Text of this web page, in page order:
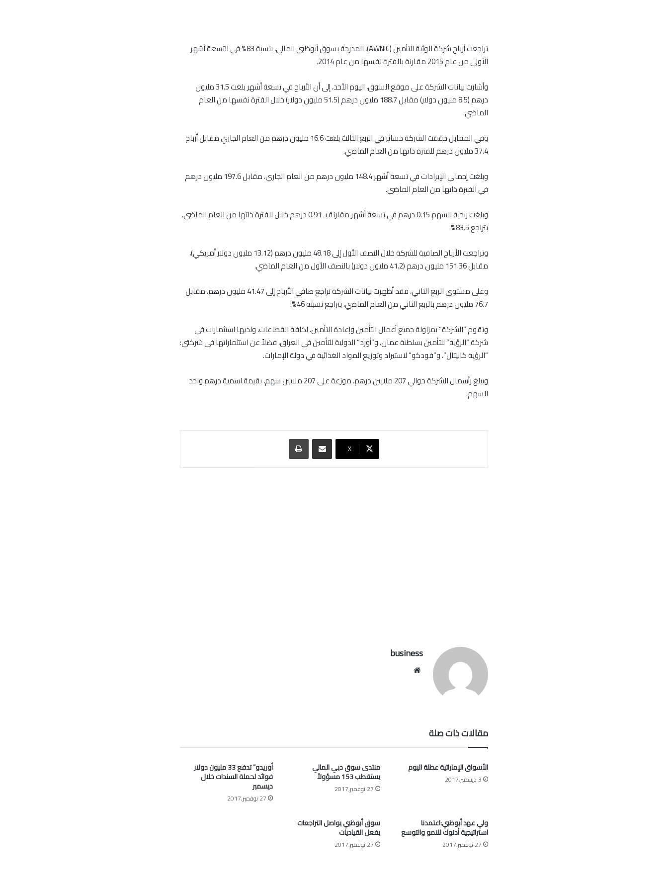
تراجعت أرباح شركة الوثبة للتأمين (AWNIC)، المدرجة بسوق أبوظبي المالي، بنسبة 83% في التسعة أشهر
الأولى من عام 2015 مقارنة بالفترة نفسها من عام 2014.
وأشارت بيانات الشركة على موقع السوق، اليوم الأحد، إلى أن الأرباح في تسعة أشهر بلغت 31.5 مليون
درهم (8.5 مليون دولار) مقابل 188.7 مليون درهم (51.5 مليون دولار) خلال الفترة نفسها من العام
الماضي.
وفي المقابل حققت الشركة خسائر في الربع الثالث بلغت 16.6 مليون درهم من العام الجاري مقابل أرباح
37.4 مليون درهم للفترة ذاتها من العام الماضي.
وبلغت إجمالي الإيرادات في تسعة أشهر 148.4 مليون درهم من العام الجاري، مقابل 197.6 مليون درهم
في الفترة ذاتها من العام الماضي.
وبلغت ربحية السهم 0.15 درهم في تسعة أشهر مقارنة بـ 0.91 درهم خلال الفترة ذاتها من العام الماضي،
بتراجع 83.5%.
وتراجعت الأرباح الصافية للشركة خلال النصف الأول إلى 48.18 مليون درهم (13.12 مليون دولار أمريكي)،
مقابل 151.36 مليون درهم (41.2 مليون دولار) بالنصف الأول من العام الماضي.
وعلى مستوى الربع الثاني، فقد أظهرت بيانات الشركة تراجع صافي الأرباح إلى 41.47 مليون درهم، مقابل
76.7 مليون درهم بالربع الثاني من العام الماضي، بتراجع نسبته 46%.
وتقوم “الشركة” بمزاولة جميع أعمال التأمين وإعادة التأمين، لكافة القطاعات، ولديها استثمارات في
شركة “الرؤية” للتأمين بسلطنة عمان، و”أورد” الدولية للتأمين في العراق، فضلاً عن استثماراتها في شركتي:
“الرؤية كابيتال”، و”فودكو” لاستيراد وتوزيع المواد الغذائية في دولة الإمارات.
ويبلغ رأسمال الشركة حوالي 207 ملايين درهم، موزعة على 207 ملايين سهم، بقيمة اسمية درهم واحد
للسهم.
‫X
مشاركة عبر البريد طباعة
business
مقالات ذات صلة
الأسواق الإماراتية عطلة اليوم
3 ديسمبر,2017
منتدى سوق دبي المالي
يستقطب 153 مسؤولاً
27 نوفمبر,2017
أوريدو” تدفع 33 مليون دولار
فوائد لحملة السندات خلال
ديسمبر
27 نوفمبر,2017
ولي عهد أبوظبي:اعتمدنا
استراتيجية أدنوك للنمو والتوسع
27 نوفمبر,2017
سوق أبوظبي يواصل التراجعات
بفعل القياديات
27 نوفمبر,2017